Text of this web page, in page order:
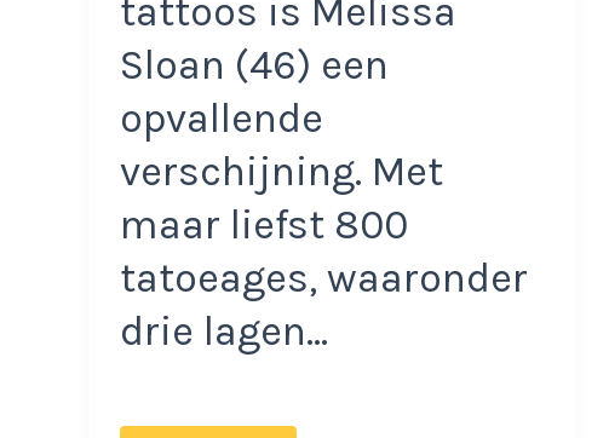
tattoos is Melissa
Sloan (46) een
opvallende
verschijning. Met
maar liefst 800
tatoeages, waaronder
drie lagen…